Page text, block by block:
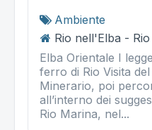
Ambiente
Rio nell'Elba -
Elba Orientale I
ferro di Rio Visita
Minerario, poi
all’interno dei
Rio Marina, nel...